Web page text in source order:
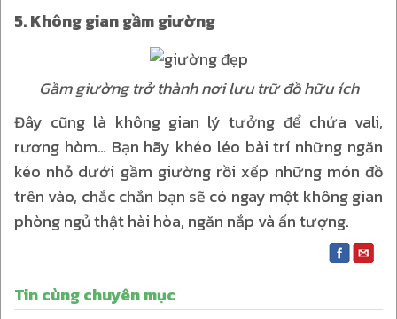
5. Không gian gầm giường
Gầm giường trở thành nơi lưu trữ đồ hữu ích
Đây cũng là không gian lý tưởng để chứa vali,
rương hòm… Bạn hãy khéo léo bài trí những ngăn
kéo nhỏ dưới gầm giường rồi xếp những món đồ
trên vào, chắc chắn bạn sẽ có ngay một không gian
phòng ngủ thật hài hòa, ngăn nắp và ấn tượng.
Tin cùng chuyên mục